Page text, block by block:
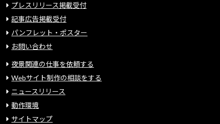
プレスリリース掲載受付
記事広告掲載受付
パンフレット・ポスター
お問い合わせ
夜景関連の仕事を依頼する
Webサイト制作の相談をする
ニュースリリース
動作環境
サイトマップ